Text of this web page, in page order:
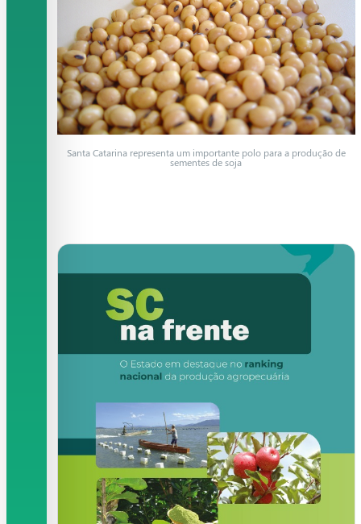
Santa Catarina representa um importante polo para a produção de
sementes de soja